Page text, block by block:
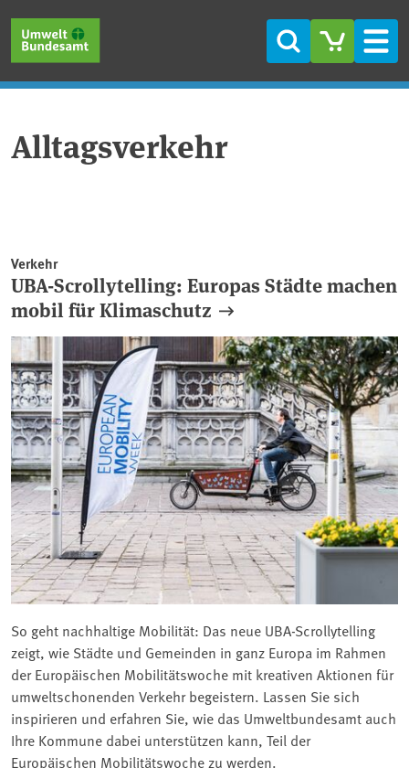
Suche
Alltagsverkehr
Verkehr
UBA-Scrollytelling: Europas Städte machen
mobil für Klimaschutz
So geht nachhaltige Mobilität: Das neue UBA-Scrollytelling
zeigt, wie Städte und Gemeinden in ganz Europa im Rahmen
der Europäischen Mobilitätswoche mit kreativen Aktionen für
umweltschonenden Verkehr begeistern. Lassen Sie sich
inspirieren und erfahren Sie, wie das Umweltbundesamt auch
Ihre Kommune dabei unterstützen kann, Teil der
Europäischen Mobilitätswoche zu werden.